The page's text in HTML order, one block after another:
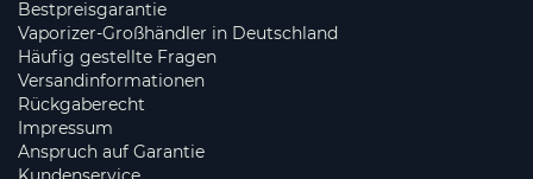
Bestpreisgarantie
Vaporizer-Großhändler in Deutschland
Häufig gestellte Fragen
Versandinformationen
Rückgaberecht
Impressum
Anspruch auf Garantie